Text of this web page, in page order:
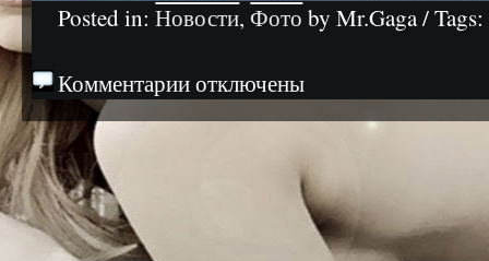
Posted in:Новости,Фото by Mr.Gaga / Tags:
Комментарии отключены